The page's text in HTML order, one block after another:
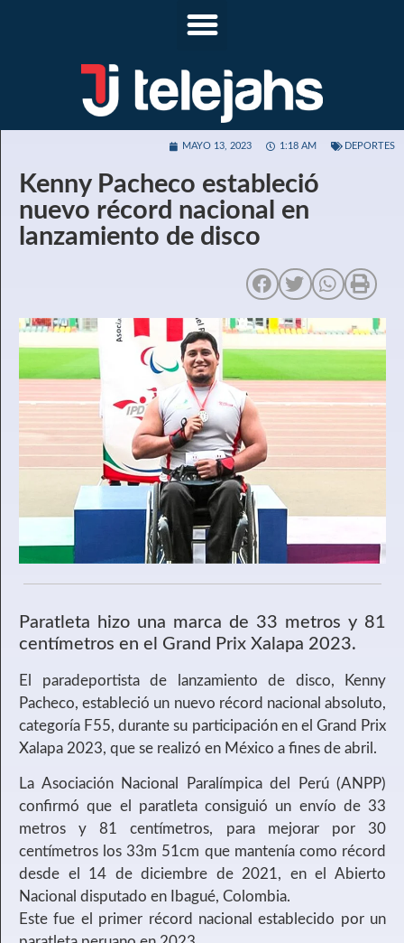
MAYO 13, 2023 1:18 AM DEPORTES
Kenny Pacheco estableció
nuevo récord nacional en
lanzamiento de disco
Paratleta hizo una marca de 33 metros y 81
centímetros en el Grand Prix Xalapa 2023.
El paradeportista de lanzamiento de disco, Kenny
Pacheco, estableció un nuevo récord nacional absoluto,
categoría F55, durante su participación en el Grand Prix
Xalapa 2023, que se realizó en México a fines de abril.
La Asociación Nacional Paralímpica del Perú (ANPP)
confirmó que el paratleta consiguió un envío de 33
metros y 81 centímetros, para mejorar por 30
centímetros los 33m 51cm que mantenía como récord
desde el 14 de diciembre de 2021, en el Abierto
Nacional disputado en Ibagué, Colombia.
Este fue el primer récord nacional establecido por un